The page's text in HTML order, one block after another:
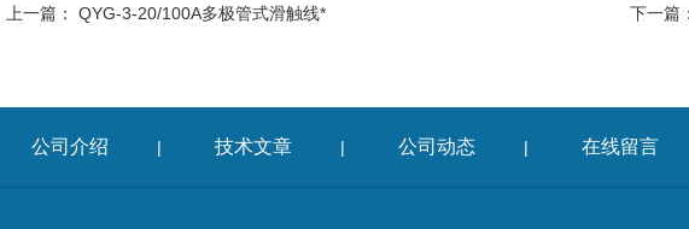
上一篇： QYG-3-20/100A多极管式滑触线* 下一篇：
公司介绍 | 技术文章 | 公司动态 | 在线留言